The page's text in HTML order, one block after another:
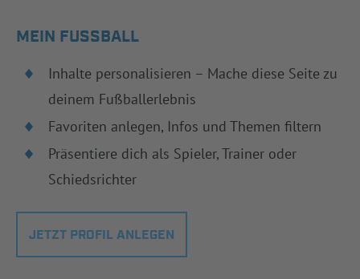
MEIN FUSSBALL
Inhalte personalisieren – Mache diese Seite zu
deinem Fußballerlebnis
Favoriten anlegen, Infos und Themen filtern
Präsentiere dich als Spieler, Trainer oder
Schiedsrichter
JETZT PROFIL ANLEGEN